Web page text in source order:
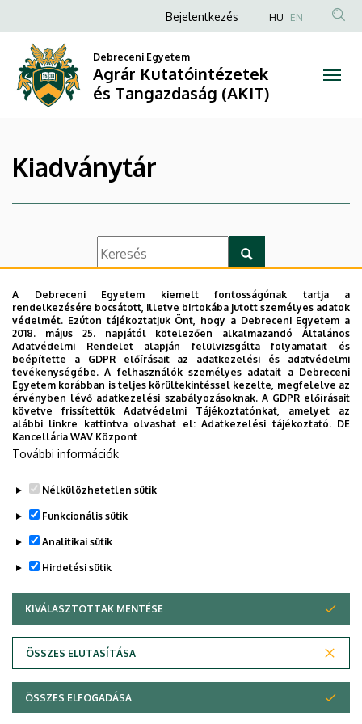
Agrár
Kutatóintézetek
Tangazdaság
(AKIT)
a
tartalomra
Anonim
fiók
menüje
Bejelentkezés HU EN
Debreceni Egyetem
Agrár Kutatóintézetek
és Tangazdaság (AKIT)
Kiadványtár
List view Icon view
Magazinok, lapok
Promóciós kiadványok
Adatvédelem
Copyright © 2026 Unideb
A Debreceni Egyetem kiemelt fontosságúnak tartja a
rendelkezésére bocsátott, illetve birtokába jutott személyes adatok
védelmét. Ezúton tájékoztatjuk Önt, hogy a Debreceni Egyetem a
2018. május 25. napjától kötelezően alkalmazandó Általános
Adatvédelmi Rendelet alapján felülvizsgálta folyamatait és
beépítette a GDPR előírásait az adatkezelési és adatvédelmi
tevékenységébe. A felhasználók személyes adatait a Debreceni
Egyetem korábban is teljes körültekintéssel kezelte, megfelelve az
érvényben lévő adatkezelési szabályozásoknak. A GDPR előírásait
követve frissítettük Adatvédelmi Tájékoztatónkat, amelyet az
alábbi linkre kattintva olvashat el:Adatkezelési tájékoztató. DE
Kancellária WAV Központ
További információk
Nélkülözhetetlen sütik
Funkcionális sütik
Analitikai sütik
Hirdetési sütik
KIVÁLASZTOTTAK MENTÉSE
ÖSSZES ELUTASÍTÁSA
WITHDRAW CONSENT
ÖSSZES ELFOGADÁSA